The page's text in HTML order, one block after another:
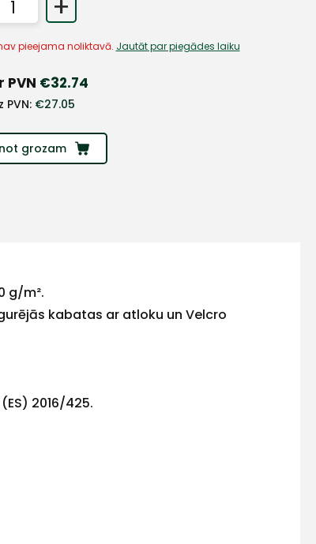
pieejama noliktavā. Jautāt par piegādes laiku
PVN €32.74
PVN: €27.05
grozam
g/m².
kabatas ar atloku un Velcro
2016/425.